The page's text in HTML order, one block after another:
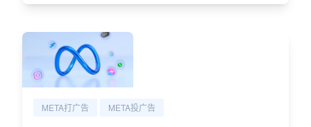
META打广告 META投广告